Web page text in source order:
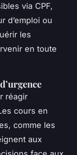
via CPF,
d’emploi ou
les
en toute
réagir
cours en
comme les
aux